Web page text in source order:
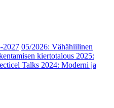
2027 05/2026: Vähähiilinen
kiertotalous 2025:
Talks 2024: Moderni ja